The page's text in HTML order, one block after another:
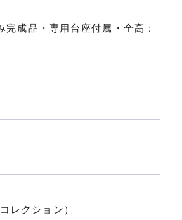
完成品・専用台座付属・全高：
レクション）